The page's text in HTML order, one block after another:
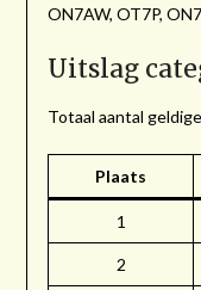
ON7AW, OT7P,
Uitslag
Totaal aantal
Plaats
1
2